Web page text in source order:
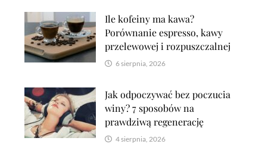
Ile kofeiny ma kawa?
Porównanie espresso, kawy
przelewowej i rozpuszczalnej
6 sierpnia, 2026
Jak odpoczywać bez poczucia
winy? 7 sposobów na
prawdziwą regenerację
4 sierpnia, 2026